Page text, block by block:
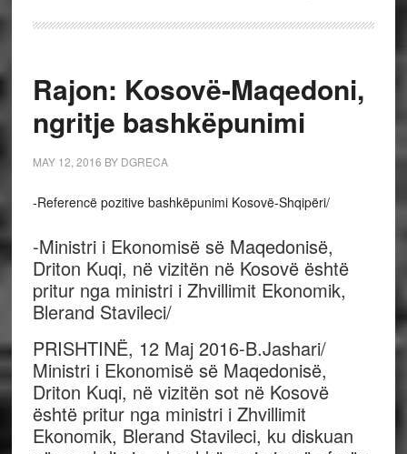
Rajon: Kosovë-Maqedoni,
ngritje bashkëpunimi
MAY 12, 2016 BY DGRECA
-Referencë pozitive bashkëpunimi Kosovë-Shqipëri/
-Ministri i Ekonomisë së Maqedonisë,
Driton Kuqi, në vizitën në Kosovë është
pritur nga ministri i Zhvillimit Ekonomik,
Blerand Stavileci/
PRISHTINË, 12 Maj 2016-B.Jashari/
Ministri i Ekonomisë së Maqedonisë,
Driton Kuqi, në vizitën sot në Kosovë
është pritur nga ministri i Zhvillimit
Ekonomik, Blerand Stavileci, ku diskuan